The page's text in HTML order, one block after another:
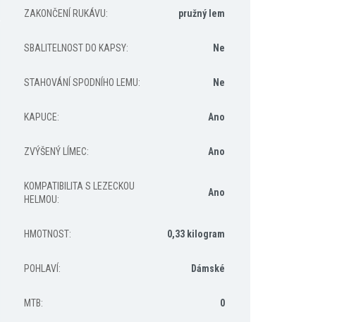
ZAKONČENÍ RUKÁVU: pružný lem
SBALITELNOST DO KAPSY: Ne
STAHOVÁNÍ SPODNÍHO LEMU: Ne
KAPUCE: Ano
ZVÝŠENÝ LÍMEC: Ano
KOMPATIBILITA S LEZECKOU
HELMOU:
Ano
HMOTNOST: 0,33 kilogram
POHLAVÍ : Dámské
MTB: 0